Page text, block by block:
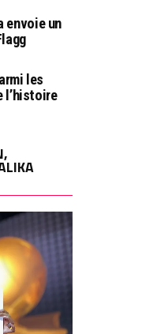
envoie un
les
l’histoire